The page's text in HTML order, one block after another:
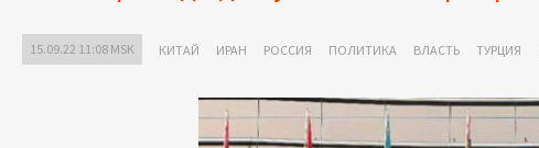
15.09.22 11:08 MSK КИТАЙ ИРАН РОССИЯ ПОЛИТИКА ВЛАСТЬ ТУРЦИЯ